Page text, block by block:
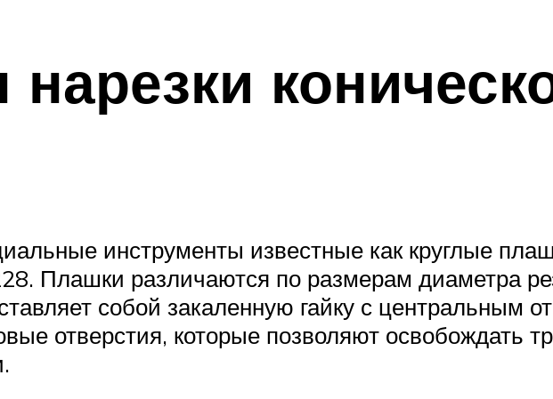
инструменты известные как круглые
Плашки различаются по размерам диаметра
собой закаленную гайку с центральным
отверстия, которые позволяют освобождать